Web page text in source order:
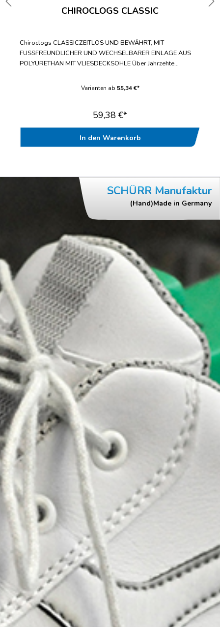
CHIROCLOGS CLASSIC
Chiroclogs CLASSICZEITLOS UND BEWÄHRT, MIT
FUSSFREUNDLICHER UND WECHSELBARER EINLAGE AUS
POLYURETHAN MIT VLIESDECKSOHLE Über Jahrzehte
fußfreundlicher VliesdecksohleBis zur Doppelgröße 47/48
Varianten ab 55,34 €*
59,38 €*
In den Warenkorb
SCHÜRR Manufaktur
(Hand)Made in Germany